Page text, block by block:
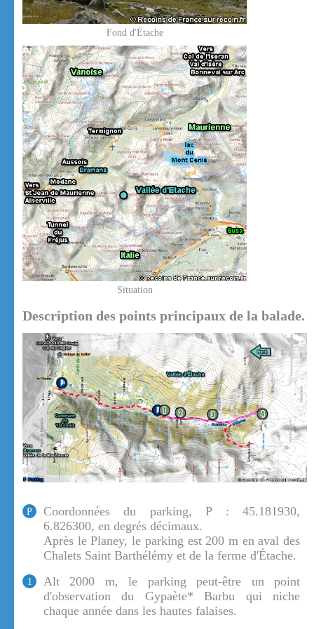
Fond d'Étache
Situation
Description des points principaux de la balade.
P
Coordonnées du parking, P : 45.181930,
6.826300, en degrés décimaux.
Après le Planey, le parking est 200 m en aval des
Chalets Saint Barthélémy et de la ferme d'Étache.
1
Alt 2000 m, le parking peut-être un point
d'observation du Gypaète* Barbu qui niche
chaque année dans les hautes falaises.